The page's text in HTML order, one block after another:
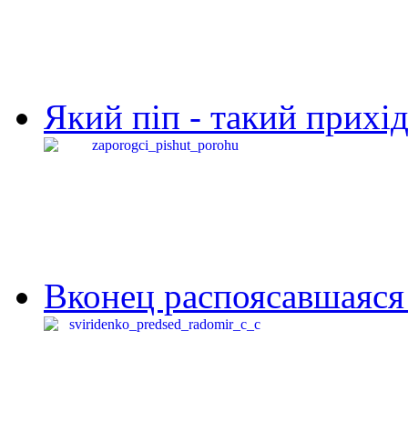
Який піп - такий
Вконец